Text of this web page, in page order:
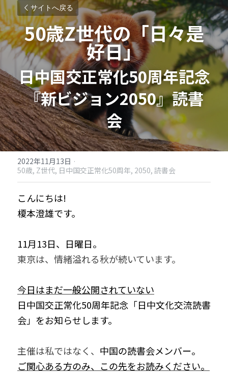
サイトへ戻る
50歳Z世代の「日々是
好日」
日中国交正常化50周年記念
『新ビジョン2050』読書
会
2022年11月13日 ·
50歳, Z世代, 日中国交正常化50周年, 2050, 読書会
こんにちは!
榎本澄雄です。
11月13日、日曜日。
東京は、情緒溢れる秋が続いています。
今日はまだ一般公開されていない
日中国交正常化50周年記念 「日中文化交流読書
会」をお知らせします。
主催は私ではなく、 中国の読書会メンバー。
ご関心ある方のみ、この先をお読みください。